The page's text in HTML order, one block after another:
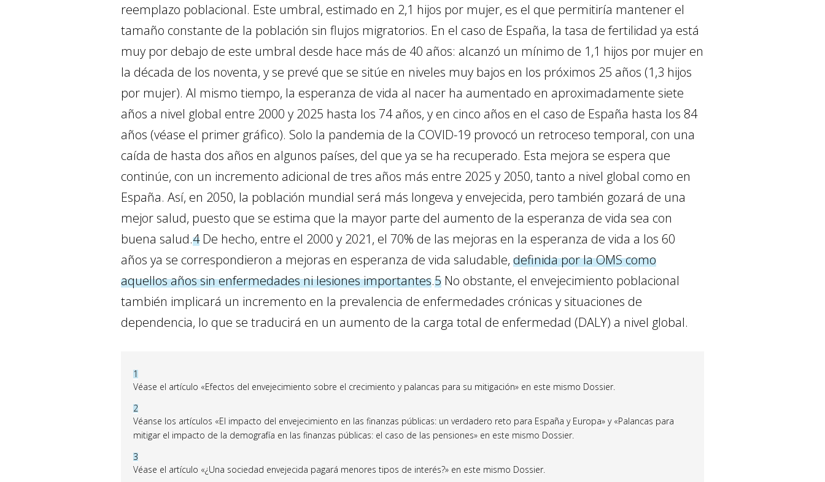
reemplazo poblacional. Este umbral, estimado en 2,1 hijos por mujer, es el que permitiría mantener el
tamaño constante de la población sin flujos migratorios. En el caso de España, la tasa de fertilidad ya está
muy por debajo de este umbral desde hace más de 40 años: alcanzó un mínimo de 1,1 hijos por mujer en
la década de los noventa, y se prevé que se sitúe en niveles muy bajos en los próximos 25 años (1,3 hijos
por mujer). Al mismo tiempo, la esperanza de vida al nacer ha aumentado en aproximadamente siete
años a nivel global entre 2000 y 2025 hasta los 74 años, y en cinco años en el caso de España hasta los 84
años (véase el primer gráfico). Solo la pandemia de la COVID-19 provocó un retroceso temporal, con una
caída de hasta dos años en algunos países, del que ya se ha recuperado. Esta mejora se espera que
continúe, con un incremento adicional de tres años más entre 2025 y 2050, tanto a nivel global como en
España. Así, en 2050, la población mundial será más longeva y envejecida, pero también gozará de una
mejor salud, puesto que se estima que la mayor parte del aumento de la esperanza de vida sea con
buena salud.4De hecho, entre el 2000 y 2021, el 70% de las mejoras en la esperanza de vida a los 60
años ya se correspondieron a mejoras en esperanza de vida saludable, definida por la OMS como
aquellos años sin enfermedades ni lesiones importantes.5 No obstante, el envejecimiento poblacional
también implicará un incremento en la prevalencia de enfermedades crónicas y situaciones de
dependencia, lo que se traducirá en un aumento de la carga total de enfermedad (DALY) a nivel global.
1
Véase el artículo «Efectos del envejecimiento sobre el crecimiento y palancas para su mitigación» en este mismo Dossier.
2
Véanse los artículos «El impacto del envejecimiento en las finanzas públicas: un verdadero reto para España y Europa» y «Palancas para
mitigar el impacto de la demografía en las finanzas públicas: el caso de las pensiones» en este mismo Dossier.
3
Véase el artículo «¿Una sociedad envejecida pagará menores tipos de interés?» en este mismo Dossier.